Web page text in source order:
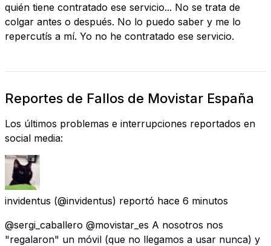
quién tiene contratado ese servicio... No se trata de
colgar antes o después. No lo puedo saber y me lo
repercutís a mí. Yo no he contratado ese servicio.
Reportes de Fallos de Movistar España
Los últimos problemas e interrupciones reportados en
social media:
invidentus (@invidentus) reportó hace 6 minutos
@sergi_caballero @movistar_es A nosotros nos
"regalaron" un móvil (que no llegamos a usar nunca) y